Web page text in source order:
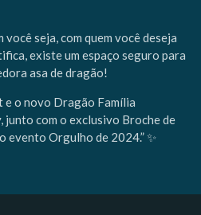
seja, com quem você deseja
existe um espaço seguro para
asa de dragão!
e o novo Dragão Família
com o exclusivo Broche de
Orgulho de 2024.” ✨